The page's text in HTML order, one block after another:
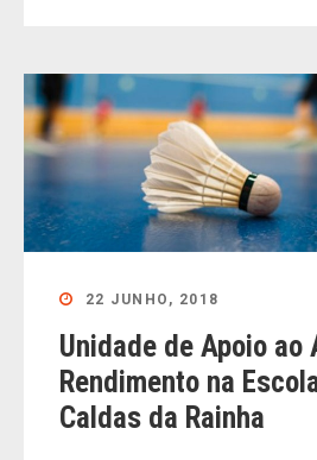
22 JUNHO, 2018
Unidade de Apoio ao
Rendimento na
Caldas da Rainha